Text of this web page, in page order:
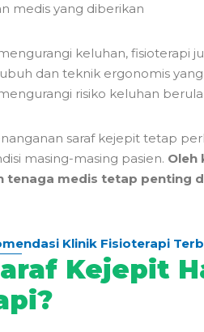
medis yang diberikan
keluhan, fisioterapi
dan teknik ergonomis
risiko keluhan
saraf kejepit tetap
masing-masing pasien. Oleh
tenaga medis tetap penting
Klinik Fisioterapi
Kejepit